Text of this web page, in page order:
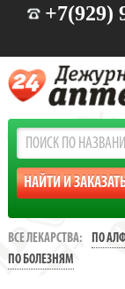
+7(929)
ВСЕ ЛЕКАРСТВА: ПО
ПО БОЛЕЗНЯМ